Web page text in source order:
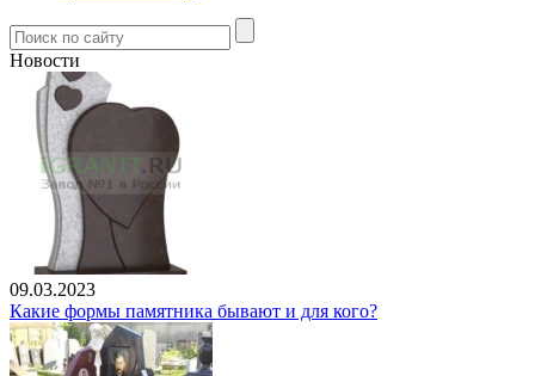
Новости
09.03.2023
Какие формы памятника бывают и для кого?